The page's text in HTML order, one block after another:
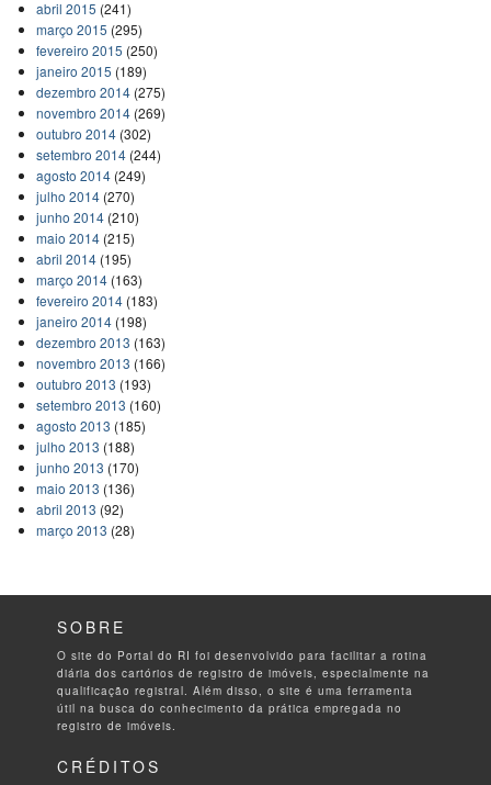
abril 2015 (241)
março 2015 (295)
fevereiro 2015 (250)
janeiro 2015 (189)
dezembro 2014(275)
novembro 2014(269)
outubro 2014(302)
setembro 2014(244)
agosto 2014(249)
julho 2014(270)
junho 2014(210)
maio 2014(215)
abril 2014(195)
março 2014(163)
fevereiro 2014(183)
janeiro 2014(198)
dezembro 2013 (163)
novembro 2013 (166)
outubro 2013 (193)
setembro 2013 (160)
agosto 2013 (185)
julho 2013 (188)
junho 2013 (170)
maio 2013 (136)
abril 2013 (92)
março 2013 (28)
SOBRE
O site do Portal do RI foi desenvolvido para facilitar a rotina
diária dos cartórios de registro de imóveis, especialmente na
qualificação registral. Além disso, o site é uma ferramenta
útil na busca do conhecimento da prática empregada no
registro de imóveis.
CRÉDITOS